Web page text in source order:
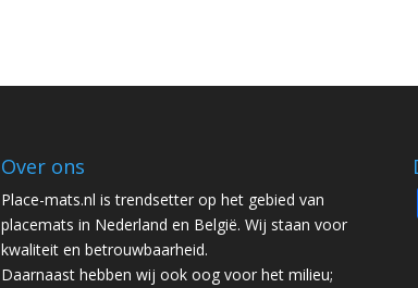
Over ons
Place-mats.nl is trendsetter op het gebied van
placemats in Nederland en België. Wij staan voor
kwaliteit en betrouwbaarheid.
Daarnaast hebben wij ook oog voor het milieu;